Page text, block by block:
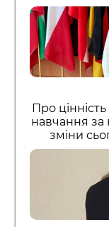
Про
навчання за
зміни